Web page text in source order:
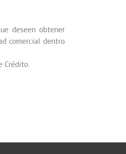
deseen obtener
comercial dentro
Crédito.